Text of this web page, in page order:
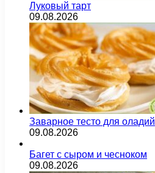
Луковый тарт
09.08.2026
Заварное тесто для оладий
09.08.2026
Багет с сыром и чесноком
09.08.2026